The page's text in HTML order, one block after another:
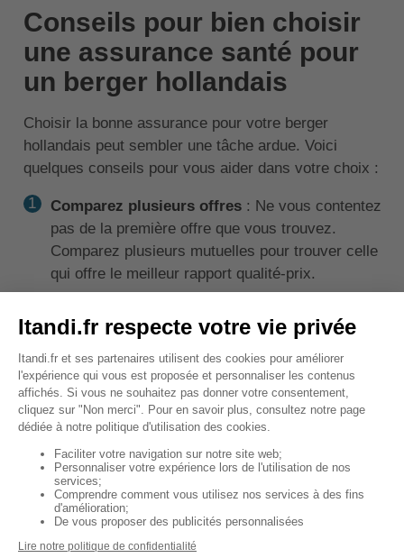
Conseils pour bien choisir
une assurance santé pour
un berger hollandais
Choisir la bonne assurance pour votre berger
hollandais peut sembler une tâche ardue. Voici
quelques conseils pour vous aider dans votre choix :
Comparez plusieurs offres: Ne vous contentez
pas de la première offre que vous trouvez.
Comparez plusieurs mutuelles pour trouver celle
qui offre le meilleur rapport qualité-prix.
peuvent exclure certaines conditions ou
traitements. Assurez-vous de lire attentivement
les termes et conditions.
Considérez les besoins spécifiques de votre
chien: Chaque chien est unique. Considérez les
besoins spécifiques de votre berger hollandais,
comme son âge, sa race et son état de santé
général.
Prenez en compte le coût: Le coût de la
mutuelle est un facteur important, mais il ne